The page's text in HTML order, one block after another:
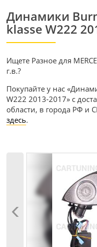
Динамики
klasse W222
Ищете Разное для
г.в.?
Покупайте у нас
W222 2013-2017» с
области, в города РФ и
здесь.